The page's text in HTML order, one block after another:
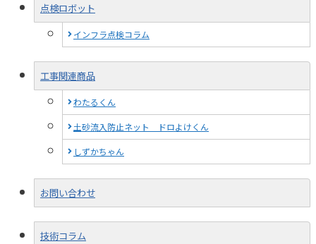
点検ロボット
インフラ点検コラム
工事関連商品
わたるくん
土砂流入防止ネット ドロよけくん
しずかちゃん
お問い合わせ
技術コラム